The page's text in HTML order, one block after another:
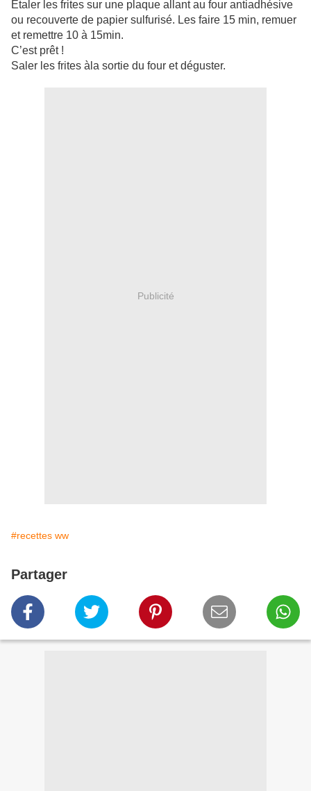
Etaler les frites sur une plaque allant au four antiadhésive
ou recouverte de papier sulfurisé. Les faire 15 min, remuer
et remettre 10 à 15min.
C’est prêt !
Saler les frites àla sortie du four et déguster.
Publicité
#recettes ww
Partager